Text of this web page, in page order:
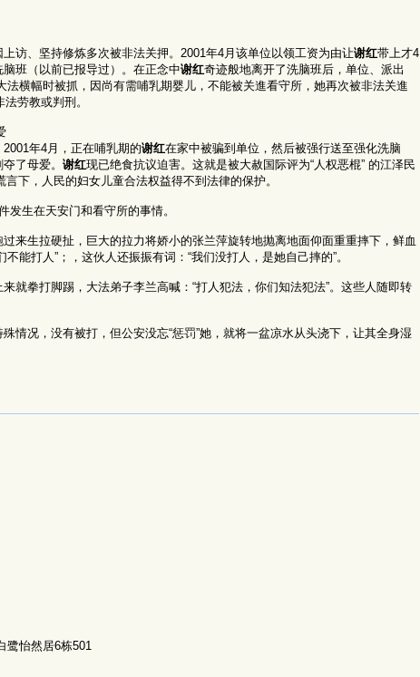
访、坚持修炼多次被非法关押。2001年4月该单位以领工资为由让谢红带上才4
班（以前已报导过）。在正念中谢红奇迹般地离开了洗脑班后，单位、派出
法横幅时被抓，因尚有需哺乳期婴儿，不能被关進看守所，她再次被非法关進
劳教或判刑。
年4月，正在哺乳期的谢红在家中被骗到单位，然后被强行送至强化洗脑
了母爱。 谢红现已绝食抗议迫害。这就是被大赦国际评为“人权恶棍” 的江泽民
下，人民的妇女儿童合法权益得不到法律的保护。
生在天安门和看守所的事情。
来生拉硬扯，巨大的拉力将娇小的张兰萍旋转地抛离地面仰面重重摔下，鲜血
能打人”；，这伙人还振振有词：“我们没打人，是她自己摔的”。
就拳打脚踢，大法弟子李兰高喊：“打人犯法，你们知法犯法”。这些人随即转
殊情况，没有被打，但公安没忘“惩罚”她，就将一盆凉水从头浇下，让其全身湿
鹭怡然居6栋501